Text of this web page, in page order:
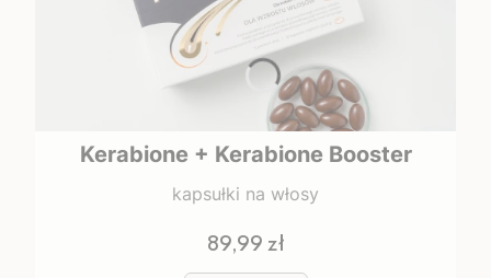
Kerabione + Kerabione Booster
kapsułki na włosy
Cena
89,99 zł